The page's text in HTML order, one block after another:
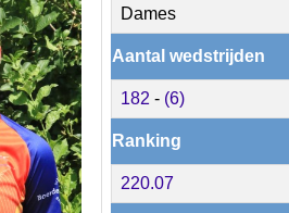
Dames
Aantal wedstrijden
182 - (6)
Ranking
220.07